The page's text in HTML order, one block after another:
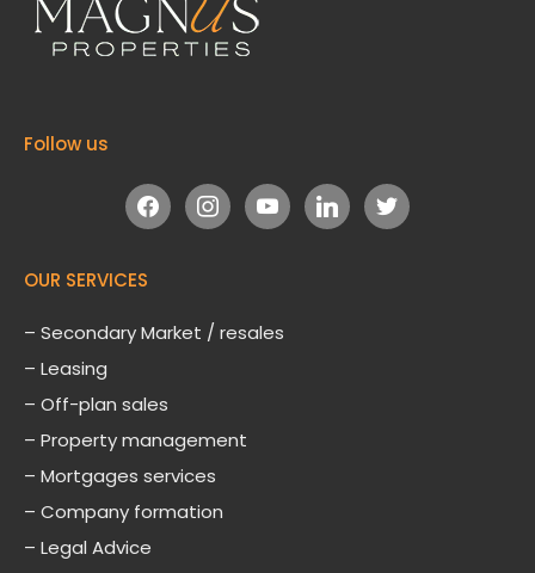
Follow us
facebookinstagramyoutubelinkedintwitter
OUR SERVICES
– Secondary Market / resales
– Leasing
– Off-plan sales
– Property management
– Mortgages services
– Company formation
– Legal Advice